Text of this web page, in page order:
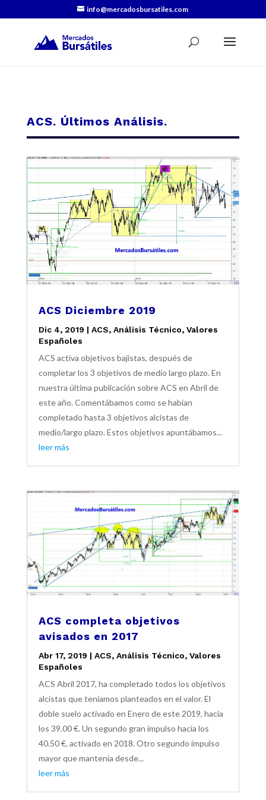
info@mercadosbursatiles.com
ACS. Últimos Análisis.
ACS Diciembre 2019
Dic 4, 2019 | ACS, Análisis Técnico, Valores
Españoles
ACS activa objetivos bajistas, después de
completar los 3 objetivos de medio largo plazo. En
nuestra última publicación sobre ACS en Abril de
este año. Comentábamos como se habían
completado hasta 3 objetivos alcistas de
medio/largo plazo. Estos objetivos apuntábamos...
leer más
ACS completa objetivos
avisados en 2017
Abr 17, 2019 | ACS, Análisis Técnico, Valores
Españoles
ACS Abril 2017, ha completado todos los objetivos
alcistas que teníamos planteados en el valor. El
doble suelo activado en Enero de este 2019, hacia
los 39.00 €. Un segundo gran impulso hacia los
40.50 €, activado en 2018. Otro segundo impulso
mayor que mantenía desde...
leer más